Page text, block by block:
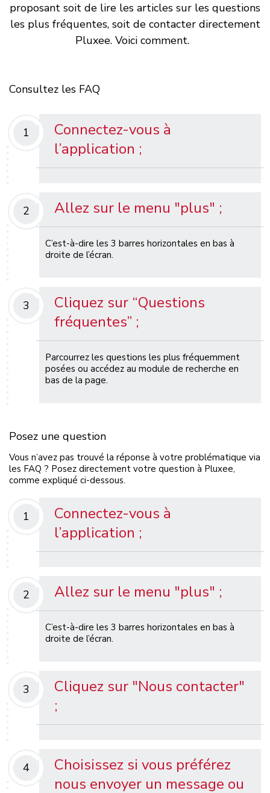
proposant soit de lire les articles sur les questions
les plus fréquentes, soit de contacter directement
Pluxee. Voici comment.
Consultez les FAQ
1
Connectez-vous à
l’application ;
2 Allez sur le menu "plus" ;
C’est-à-dire les 3 barres horizontales en bas à
droite de l’écran.
3
Cliquez sur “Questions
fréquentes” ;
Parcourrez les questions les plus fréquemment
posées ou accédez au module de recherche en
bas de la page.
Posez une question
Vous n’avez pas trouvé la réponse à votre problématique via
les FAQ ? Posez directement votre question à Pluxee,
comme expliqué ci-dessous.
1
Connectez-vous à
l’application ;
2 Allez sur le menu "plus" ;
C’est-à-dire les 3 barres horizontales en bas à
droite de l’écran.
3
Cliquez sur "Nous contacter"
;
4
Choisissez si vous préférez
nous envoyer un message ou